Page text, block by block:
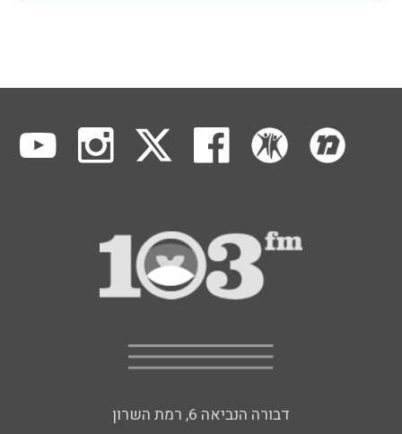
דבורה הנביאה 6, רמת השרון